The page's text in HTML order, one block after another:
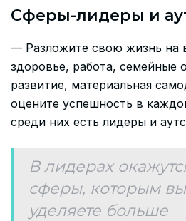
Сферы-лидеры и
— Разложите свою жизнь
здоровье, работа, семейные
развитие, материальная
оцените успешность в
среди них есть лидеры и
В лидерах
сферы, которым вы
уделяете больше